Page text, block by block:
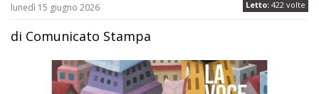
Letto: 422 volte
lunedì 15 giugno 2026
di Comunicato Stampa